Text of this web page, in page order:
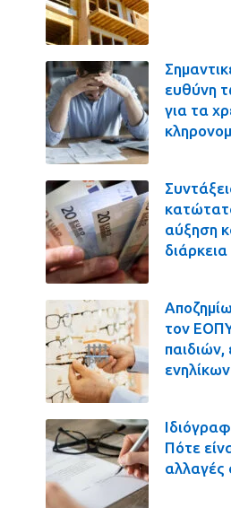
ευθύνη
για τα
αύξηση
τον
ενηλίκων
Πότε
αλλαγές